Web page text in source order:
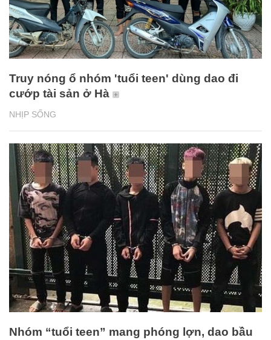
NHỊP SỐNG
Truy nóng ổ nhóm 'tuổi teen' dùng dao đi
cướp tài sản ở Hà
Nhóm “tuổi teen” mang phóng lợn, dao bầu